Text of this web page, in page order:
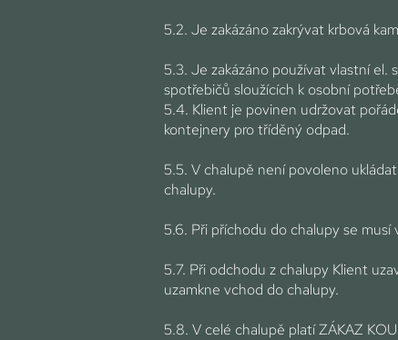
5.2. Je zakázáno zakrývat krbová
5.3. Je zakázáno používat vlastní
spotřebičů sloužících k osobní
5.4. Klient je povinen udržovat
kontejnery pro tříděný odpad.
5.5. V chalupě není povoleno
chalupy.
5.6. Při příchodu do chalupy se
5.7. Při odchodu z chalupy Klient
uzamkne vchod do chalupy.
5.8. V celé chalupě platí ZÁKAZ